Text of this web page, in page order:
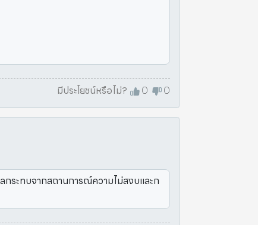
มีประโยชน์หรือไม่? 0 0
ระทบจากสถานการณ์ความไม่สงบและก